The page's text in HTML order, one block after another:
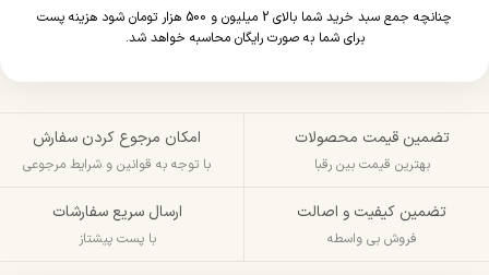
چنانچه جمع سبد خرید شما بالای 2 میلیون و 500 هزار تومان شود هزینه پست
برای شما به صورت رایگان محاسبه خواهد شد.
تضمین قیمت محصولات
بهترین قیمت بین رقبا
امکان مرجوع کردن سفارش
با توجه به قوانین و شرایط مرجوعی
تضمین کیفیت و اصالت
فروش بی واسطه
ارسال سریع سفارشات
با پست پیشتاز